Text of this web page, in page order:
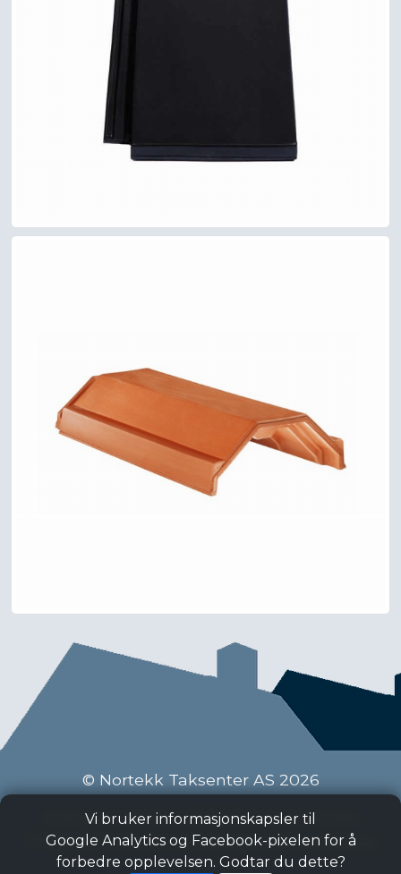
© Nortekk Taksenter AS 2026
Industriveien 9 C, 2020 Skedsmokorset
Tlf:63 87 15 50, Epost:taksenter@nortekk.no
Vi bruker informasjonskapsler til
Google Analytics og Facebook-pixelen for å
forbedre opplevelsen. Godtar du dette?